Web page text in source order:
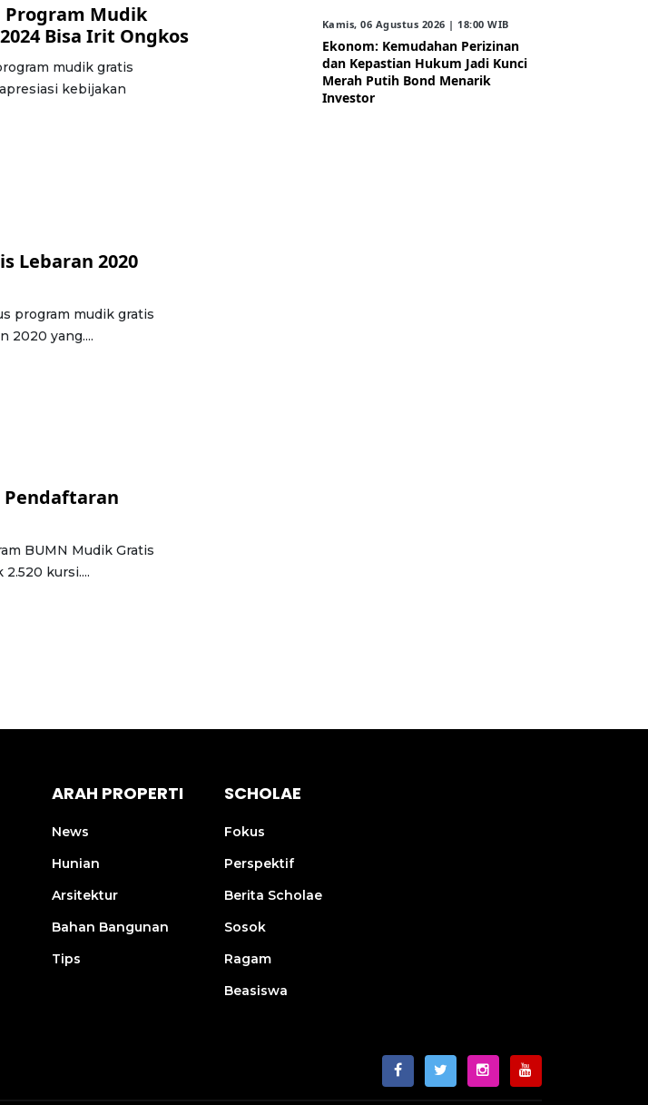
Program Mudik
Bisa Irit Ongkos
mudik gratis
kebijakan
Lebaran 2020
program mudik gratis
2020 yang....
Pendaftaran
BUMN Mudik Gratis
kursi....
Kamis, 06 Agustus 2026 | 18:00 WIB
Ekonom: Kemudahan Perizinan
dan Kepastian Hukum Jadi Kunci
Merah Putih Bond Menarik
Investor
ARAH PROPERTI
News
Hunian
Arsitektur
Bahan Bangunan
Tips
SCHOLAE
Fokus
Perspektif
Berita Scholae
Sosok
Ragam
Beasiswa